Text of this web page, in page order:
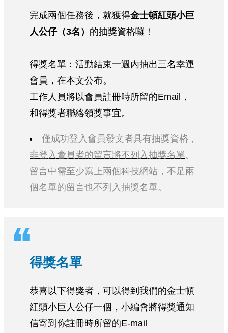
完成兩個任務後，就獲得金士頓紅頭小巨
人公仔（3名） 的抽獎資格囉！
得獎名單：活動結束一週內抽出三名幸運
會員，在本文公布。
工作人員將以會員註冊時所留的Email，
和得獎者聯絡領獎事宜。
僅成功登入會員發文者具有抽獎資格，
非登入會員者的留言將不列入抽獎名單。
留言中需至少寫上兩個科技網站， 不足兩
個名單的留言也不列入抽獎名單。
得獎名單
恭喜以下得獎者，可以得到我們的金士頓
紅頭小巨人公仔一個，小編會將得獎通知
信寄到你註冊時所留的E-mail